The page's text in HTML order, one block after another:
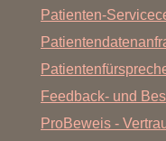
Patienten-
Feedback- und
ProBeweis -